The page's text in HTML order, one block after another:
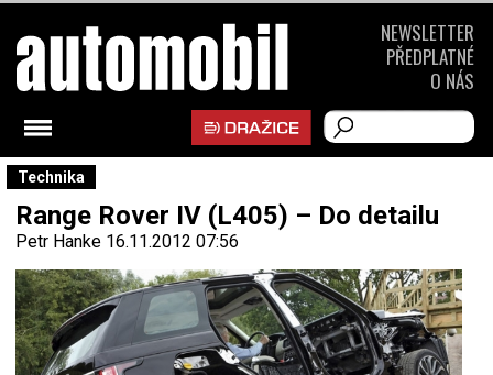
Technika
Range Rover IV (L405) – Do detailu
Petr Hanke 16.11.2012 07:56
NEWSLETTER
PŘEDPLATNÉ
O NÁS